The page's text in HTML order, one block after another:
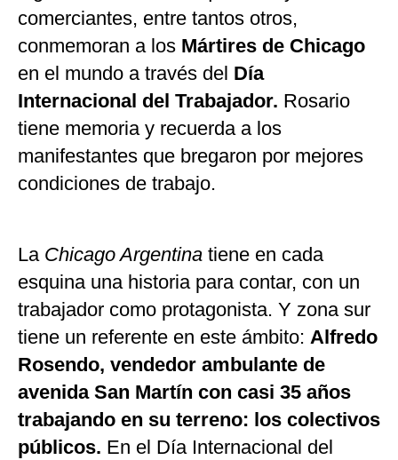
comerciantes, entre tantos otros,
conmemoran a los Mártires de Chicago
en el mundo a través del Día
Internacional del Trabajador. Rosario
tiene memoria y recuerda a los
manifestantes que bregaron por mejores
condiciones de trabajo.
La Chicago Argentina tiene en cada
esquina una historia para contar, con un
trabajador como protagonista. Y zona sur
tiene un referente en este ámbito: Alfredo
Rosendo, vendedor ambulante de
avenida San Martín con casi 35 años
trabajando en su terreno: los colectivos
públicos. En el Día Internacional del